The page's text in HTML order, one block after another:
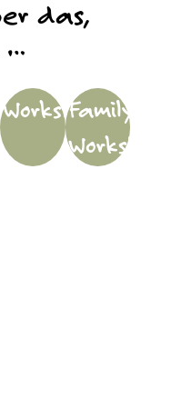
das,
…
Workshops
Family
Workshops